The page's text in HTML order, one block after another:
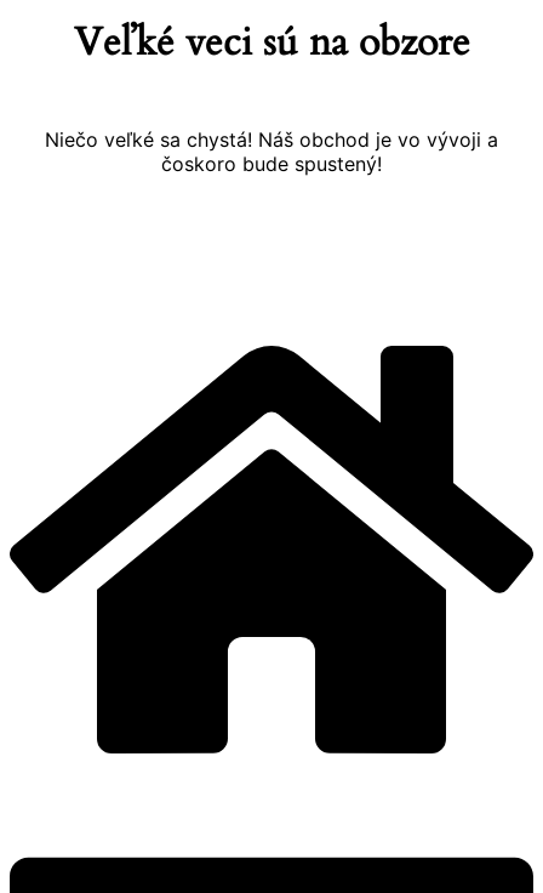
Veľké veci sú na obzore
Niečo veľké sa chystá! Náš obchod je vo vývoji a
čoskoro bude spustený!